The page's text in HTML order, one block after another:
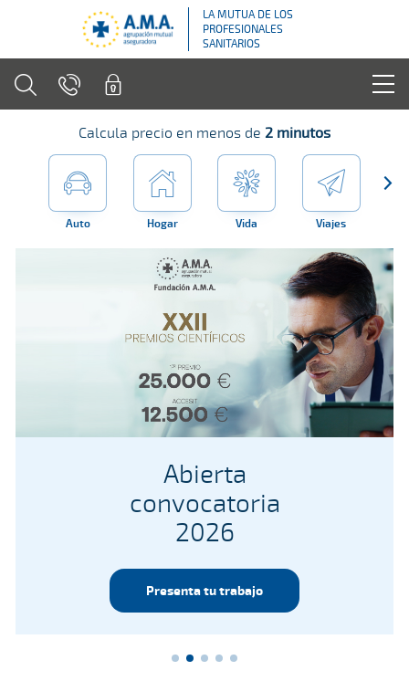
LA MUTUA DE LOS
PROFESIONALES
SANITARIOS
Calcula precio en menos de 2 minutos
Auto Hogar Vida Viajes
Abierta
convocatoria
2026
Presenta tu trabajo